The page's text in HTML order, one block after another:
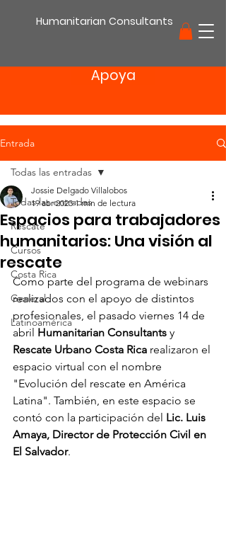
Humanitarian Consultants
Apoya
Entrada
Todas las entradas
Rescate
Cursos
Costa Rica
General
Latinoamérica
Todas las entradas
Espacios para trabajadores
humanitarios: Una visión al
rescate
Jossie Delgado Villalobos
19 abr 2023 1 min de lectura
Como parte del programa de webinars
realizados con el apoyo de distintos
profesionales, el pasado viernes 14 de
abril Humanitarian Consultants y
Rescate Urbano Costa Rica realizaron el
espacio virtual con el nombre
"Evolución del rescate en América
Latina". También, en este espacio se
contó con la participación del Lic. Luis
Amaya, Director de Protección Civil en
El Salvador.